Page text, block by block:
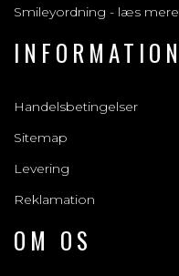
Smileyordning - læs mere
INFORMATION
Handelsbetingelser
Sitemap
Levering
Reklamation
OM OS